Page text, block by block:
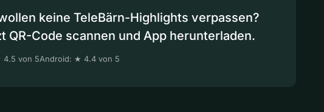
keine TeleBärn-Highlights verpassen?
QR-Code scannen und App herunterladen.
4.5 von 5Android: ★ 4.4 von 5